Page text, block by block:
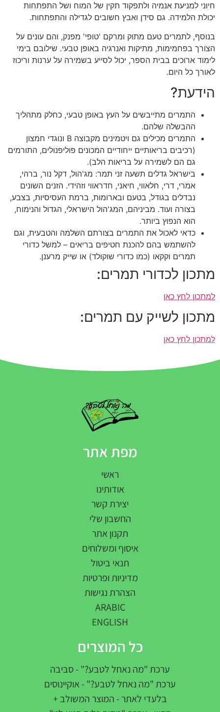
חיוני למניעת אנמיה ולתפקוד תקין של המוח ושל התפתחות
יכולת הלמידה. גם סידן ואבץ חשובים לגדילה והתפתחות.
בנוסף, לתמרים טעם מתוק ומרקם 'טופי' מפנק, והם עונים על
הצורך בפחמימות, מתיקות ואנרגיה באופן טבעי. שילובם בימי
לימוד ארוכים בבית הספר, יכול לסייע בשמירה על ערנות וריכוז
לאורך כל היום.
הידעת?
התמרים מתייבשים על העץ באופן טבעי, כחלק מתהליך
ההבשלה שלהם.
התמרים מכילים גם ויטמינים מקבוצה B ונוגדי חמצון
(רכיבים בריאותיים ייחודיים המכונים פוליפנולים, התורמים
גם הם לשמירה על בריאות הלב).
בישראל גדלים תשעה זני תמר: מג'הול, דקל נור, ברהי,
אמרי, דרי, חלאווי, חיאני, חדראווי וזהידי. הזנים השונים
נבדלים בגודל, בטעם ובארומות, ברמת העסיסיות, בצבע,
בצורה ועוד. מביניהם, המג'הול הישראלי, הגדול והנימוח,
הוא הנפוץ ביותר.
כדאי לאכול את התמרים בצורתם השלמה והטבעית, וגם
להשתמש בהם להכנת חטיפים בריאים – למשל כדורי
תמרים וקקאו (כמו כדורי שוקולד) או שייק מרענן.
מתכון לכדורי תמרים:
למתכון לחץ כאן
מתכון לשייק עם תמרים:
למתכון לחץ כאן
מפת אתר
ראשי
אודותינו
יצירת קשר
החשבון שלי
תקנון אתר
איסוף ומשלוחים
תנאי ביטול
מדיניות ופרטיות
הצהרת נגישות
ARABIC
ENGLISH
כל המוצרים
ערכת "מה נאחל לטבע?" - סביבה
ערכת "מה נאחל לטבע?" - אוקיינוסים
בלעדי לאתר - המוצר המשולב +